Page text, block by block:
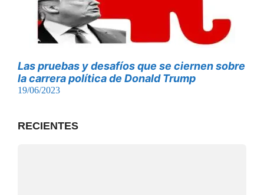
Las pruebas y desafíos que se ciernen sobre
la carrera política de Donald Trump
19/06/2023
RECIENTES